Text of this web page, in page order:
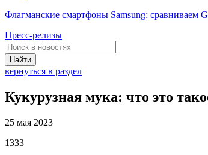
Флагманские смартфоны Samsung: сравниваем
Пресс-релизы
Найти
вернуться в раздел
Кукурузная мука: что это
25 мая 2023
1333